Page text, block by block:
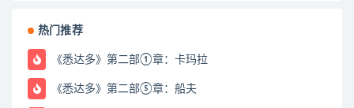
热门推荐
《悉达多》第二部①章：卡玛拉
《悉达多》第二部⑤章：船夫